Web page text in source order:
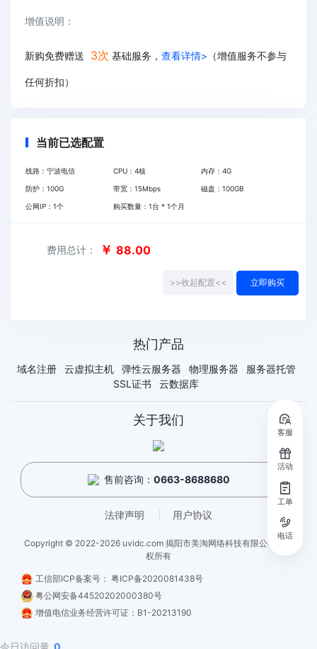
增值说明：
新购免费赠送 3次 基础服务， 查看详情> （增值服务不参与
任何折扣）
当前已选配置
线路： 宁波电信 CPU：4核 内存：4G
防护： 100G 带宽：15Mbps 磁盘：100GB
公网IP： 1个 购买数量：1台 *1个月
费用总计： ￥ 88.00
>>收起配置<<
热门产品
域名注册 云虚拟主机 弹性云服务器 物理服务器
服务器托管
SSL证书
云数据库
关于我们
售前咨询： 0663-8688680
法律声明 用户协议
Copyright © 2022-2026 uvidc.com 揭阳市美淘网络科技有限公司 - 版
权所有
工信部ICP备案号： 粤ICP备2020081438号
粤公网安备44520202000380号
增值电信业务经营许可证：B1-20213190
今日访问量 0
客服
活动
工单
电话